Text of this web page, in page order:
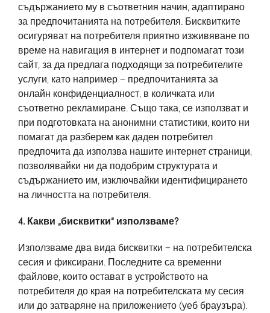
съдържанието му в съответния начин, адаптирано
за предпочитанията на потребителя. Бисквитките
осигуряват на потребителя приятно изживяване по
време на навигация в интернет и подпомагат този
сайт, за да предлага подходящи за потребителите
услуги, като например – предпочитанията за
онлайн конфиденциалност, в количката или
съответно рекламиране. Също така, се използват и
при подготовката на анонимни статистики, които ни
помагат да разберем как даден потребител
предпочита да използва нашите интернет страници,
позволявайки ни да подобрим структурата и
съдържанието им, изключвайки идентифицирането
на личността на потребителя.
4. Какви „бисквитки“ използваме?
Използваме два вида бисквитки – на потребителска
сесия и фиксирани. Последните са временни
файлове, които остават в устройството на
потребителя до края на потребителската му сесия
или до затваряне на приложението (уеб браузъра).